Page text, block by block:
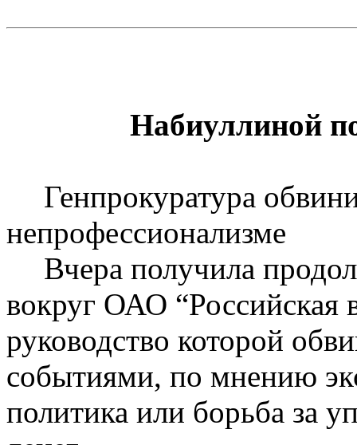
Набиуллиной
Генпрокуратура
непрофессионализме
Вчера получила
вокруг ОАО “Российская
руководство которой
событиями, по мнению
политика или борьба за